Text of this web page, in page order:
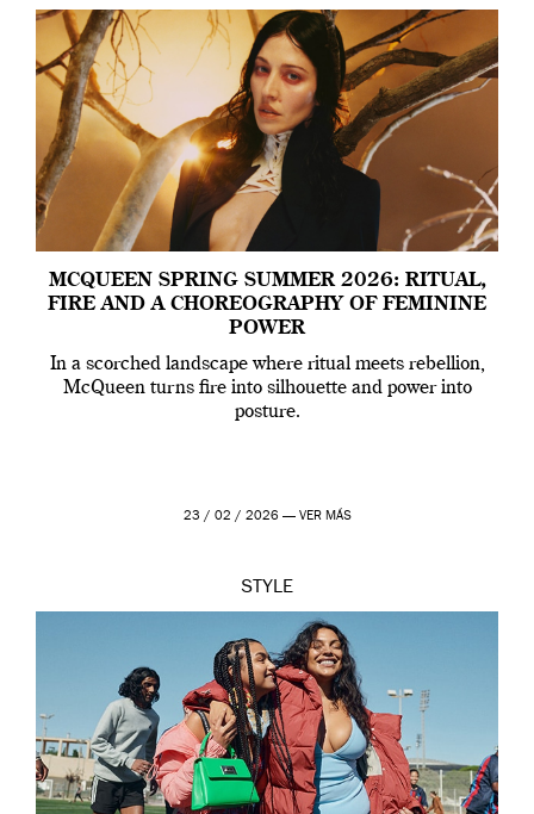
MCQUEEN SPRING SUMMER 2026: RITUAL,
FIRE AND A CHOREOGRAPHY OF FEMININE
POWER
In a scorched landscape where ritual meets rebellion,
McQueen turns fire into silhouette and power into
posture.
23 / 02 / 2026 — VER MÁS
STYLE